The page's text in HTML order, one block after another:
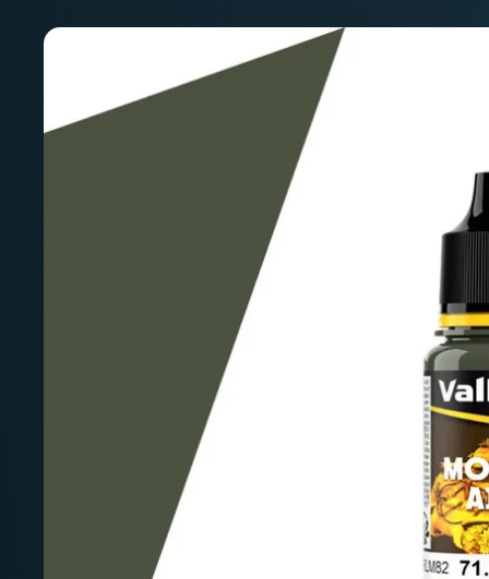
Zu
Kostenloser Versand
Deutschland: ab
69 €
Österreich & EU: ab
350 €
Nicht-EU: kein kostenloser Versand
Lieferungen in Nicht-EU-Länder (z. B.
nicht im Kaufpreis